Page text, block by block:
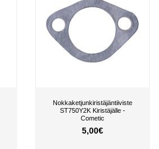
Nokkaketjunkiristäjäntiiviste
ST750Y2K Kiristäjälle -
Cometic
5,00€